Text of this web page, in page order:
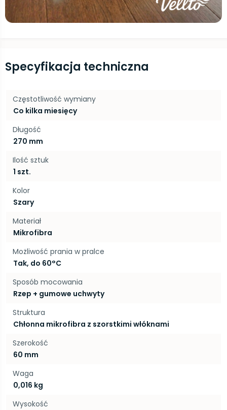
Specyfikacja techniczna
Częstotliwość wymiany
Co kilka miesięcy
Długość
270 mm
Ilość sztuk
1 szt.
Kolor
Szary
Materiał
Mikrofibra
Możliwość prania w pralce
Tak, do 60°C
Sposób mocowania
Rzep + gumowe uchwyty
Struktura
Chłonna mikrofibra z szorstkimi włóknami
Szerokość
60 mm
Waga
0,016 kg
Wysokość